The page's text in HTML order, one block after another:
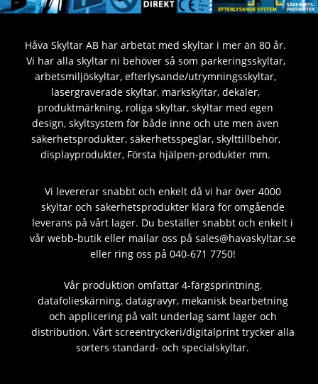
Håva Skyltar AB har arbetat med skyltar i mer än 80 år.
Vi har alla skyltar ni behöver så som parkeringsskyltar,
arbetsmiljöskyltar, efterlysande/utrymningsskyltar,
lasergraverade skyltar, märkskyltar, dekaler,
produktmärkning, roliga skyltar, skyltar med egen
design, skyltsystem för både inne och ute men även
säkerhetsprodukter, säkerhetsspeglar, skylttillbehör,
displayprodukter, Första hjälpen-produkter mm.
Vi levererar snabbt och enkelt då vi har över 4000
skyltar och säkerhetsprodukter klara för omgående
leverans på vårt lager. Du beställer snabbt och enkelt i
vår webb-butik eller mailar oss på sales@havaskyltar.se
eller ring oss på 040-671 7750!
Vår produktion omfattar 4-färgsprintning,
datafolieskärning, datagravyr, mekanisk bearbetning
och applicering på valt underlag samt lager och
distribution. Vårt screentryckeri/digitalprint trycker alla
sorters standard- och specialskyltar.